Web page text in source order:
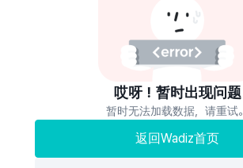
哎呀！暂时出现问题
暂时无法加载数据，请重试。
返回Wadiz首页